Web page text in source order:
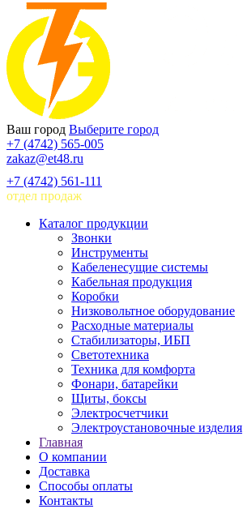
Ваш город Выберите город
+7 (4742) 565-005
zakaz@et48.ru
+7 (4742) 561-111
отдел продаж
Каталог продукции
Звонки
Инструменты
Кабеленесущие системы
Кабельная продукция
Коробки
Низковольтное оборудование
Расходные материалы
Стабилизаторы, ИБП
Светотехника
Техника для комфорта
Фонари, батарейки
Щиты, боксы
Электросчетчики
Электроустановочные изделия
Главная
О компании
Доставка
Способы оплаты
Контакты